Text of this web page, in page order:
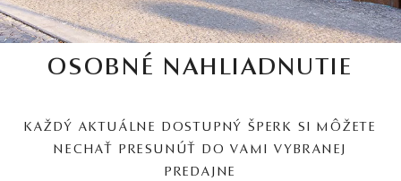
OSOBNÉ NAHLIADNUTIE
KAŽDÝ AKTUÁLNE DOSTUPNÝ ŠPERK SI MÔŽETE
NECHAŤ PRESUNÚŤ DO VAMI VYBRANEJ
PREDAJNE